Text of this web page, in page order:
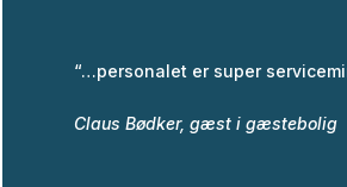
“…personalet er super
Claus Bødker, gæst i gæstebolig